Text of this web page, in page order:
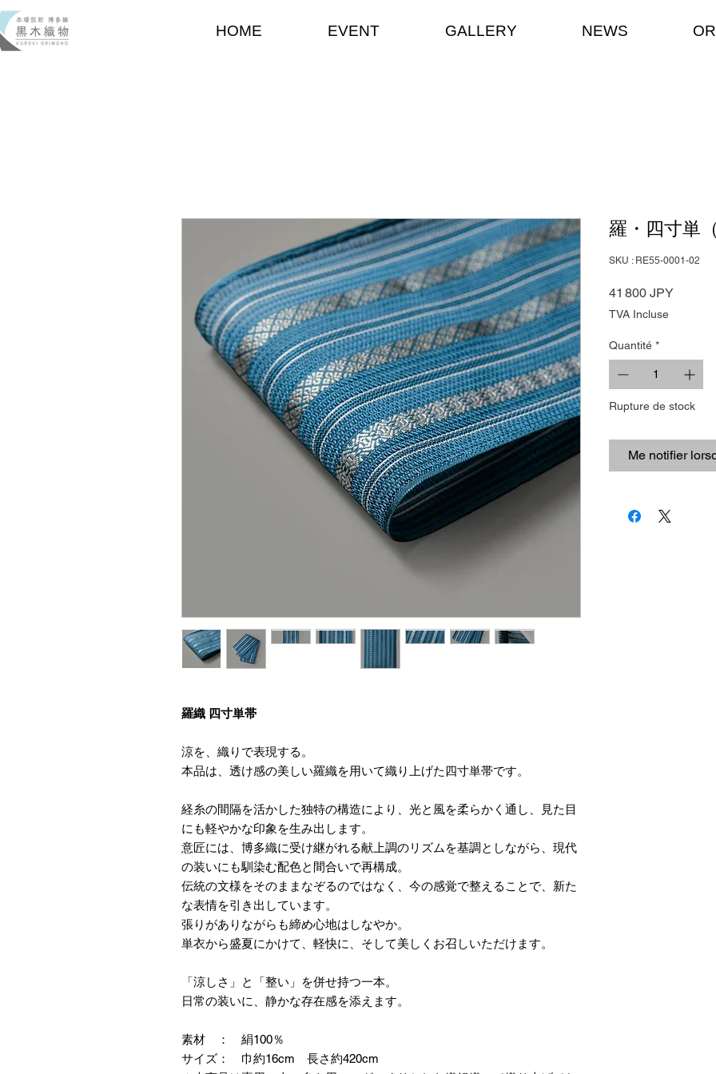
HOME EVENT GALLERY NEWS
羅織 四寸単帯
涼を、織りで表現する。
本品は、透け感の美しい羅織を用いて織り上げた四寸単帯です。
経糸の間隔を活かした独特の構造により、光と風を柔らかく通し、見た目
にも軽やかな印象を生み出します。
意匠には、博多織に受け継がれる献上調のリズムを基調としながら、現代
の装いにも馴染む配色と間合いで再構成。
伝統の文様をそのままなぞるのではなく、今の感覚で整えることで、新た
な表情を引き出しています。
張りがありながらも締め心地はしなやか。
単衣から盛夏にかけて、軽快に、そして美しくお召しいただけます。
「涼しさ」と「整い」を併せ持つ一本。
日常の装いに、静かな存在感を添えます。
素材 ： 絹100％
サイズ： 巾約16cm 長さ約420cm
羅・四寸単
SKU : RE55-0001-02
41 800 JPYPrix
TVA Incluse
Quantité *
Rupture de stock
Me notifier